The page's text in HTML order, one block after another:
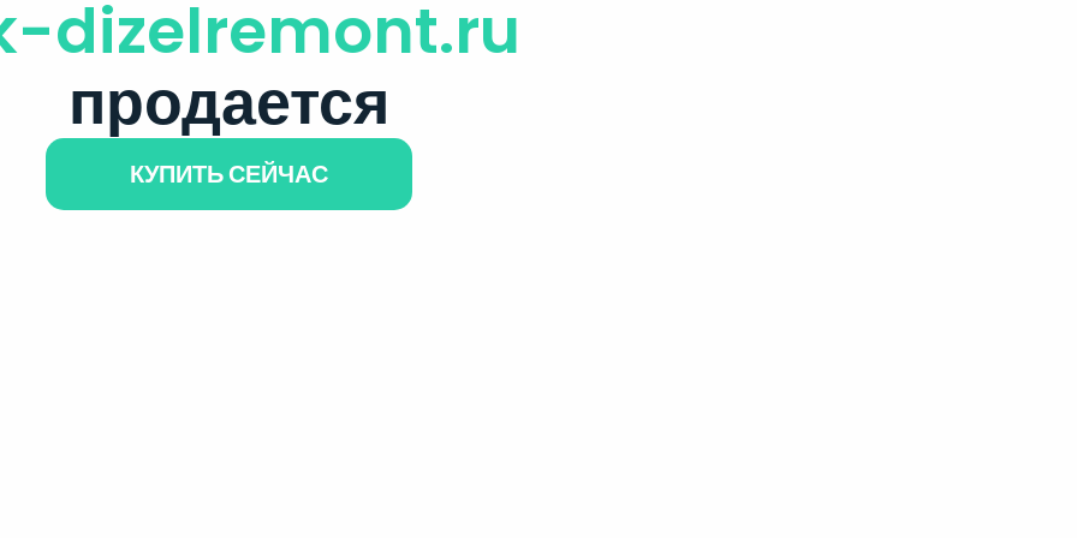
dizelremont.ru
продается
КУПИТЬ СЕЙЧАС